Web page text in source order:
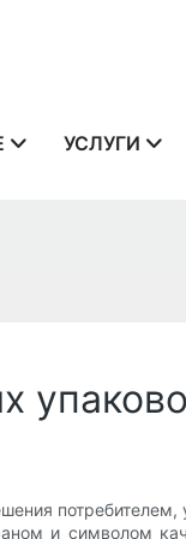
УСЛУГИ
и символом